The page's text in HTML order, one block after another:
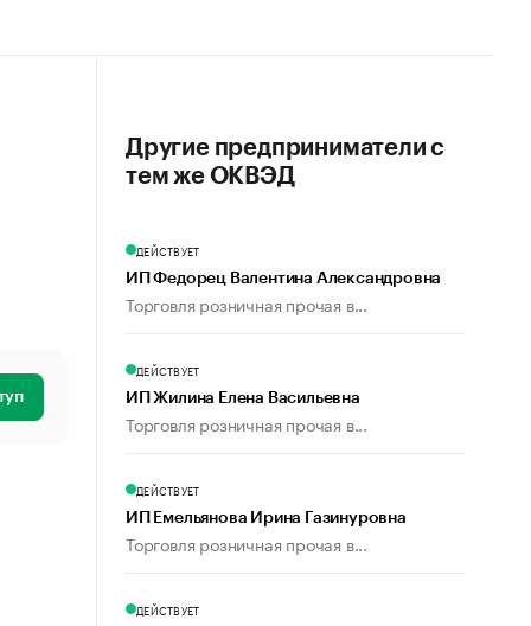
Другие предприниматели с
тем же ОКВЭД
ДЕЙСТВУЕТ
ИП Федорец Валентина Александровна
Торговля розничная прочая в...
ДЕЙСТВУЕТ
ИП Жилина Елена Васильевна
Торговля розничная прочая в...
ДЕЙСТВУЕТ
ИП Емельянова Ирина Газинуровна
Торговля розничная прочая в...
ДЕЙСТВУЕТ